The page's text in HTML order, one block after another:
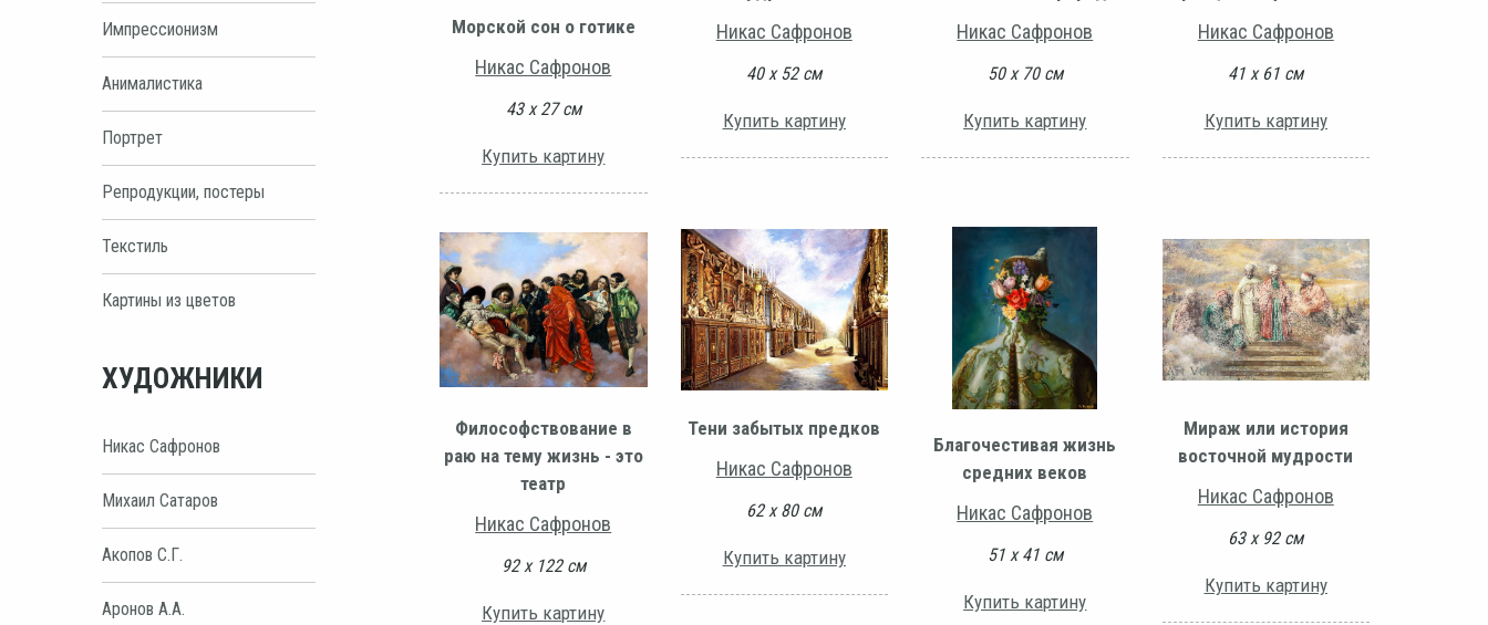
Импрессионизм
Анималистика
Портрет
Репродукции, постеры
Текстиль
Картины из цветов
ХУДОЖНИКИ
Никас Сафронов
Михаил Сатаров
Акопов С.Г.
Аронов А.А.
Морской сон о готике
Никас Сафронов
43 х 27 см
Купить картину
Никас Сафронов
40 х 52 см
Купить картину
Никас Сафронов
50 х 70 см
Купить картину
Никас Сафронов
41 х 61 см
Купить картину
Философствование в
раю на тему жизнь - это
театр
Никас Сафронов
92 х 122 см
Купить картину
Тени забытых предков
Никас Сафронов
62 х 80 см
Купить картину
Благочестивая жизнь
средних веков
Никас Сафронов
51 х 41 см
Купить картину
Мираж или история
восточной мудрости
Никас Сафронов
63 х 92 см
Купить картину